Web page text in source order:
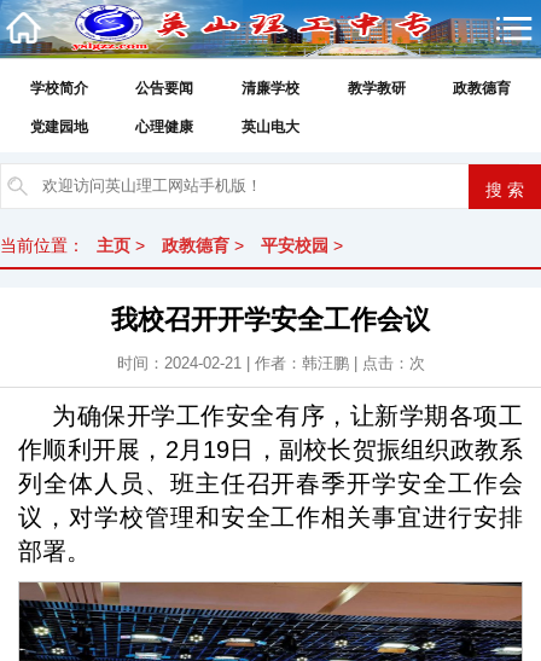
学校简介 公告要闻 清廉学校 教学教研 政教德育
党建园地 心理健康 英山电大
当前位置： 主页 > 政教德育 > 平安校园 >
我校召开开学安全工作会议
时间：2024-02-21 | 作者：韩汪鹏 | 点击： 次
为确保开学工作安全有序，让新学期各项工
作顺利开展，2月19日，副校长贺振组织政教系
列全体人员、班主任召开春季开学安全工作会
议，对学校管理和安全工作相关事宜进行安排
部署。